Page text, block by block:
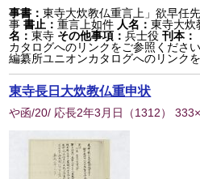
事書：東寺大炊教仏重言上」欲早任
事 書止：重言上如件 人名：東寺大炊
名：東寺 その他事項：兵士役 刊本：
カタログへのリンクをご参照ください
編纂所ユニオンカタログへのリンクを
東寺長日大炊教仏重申状
や函/20/ 応長2年3月日 （1312）